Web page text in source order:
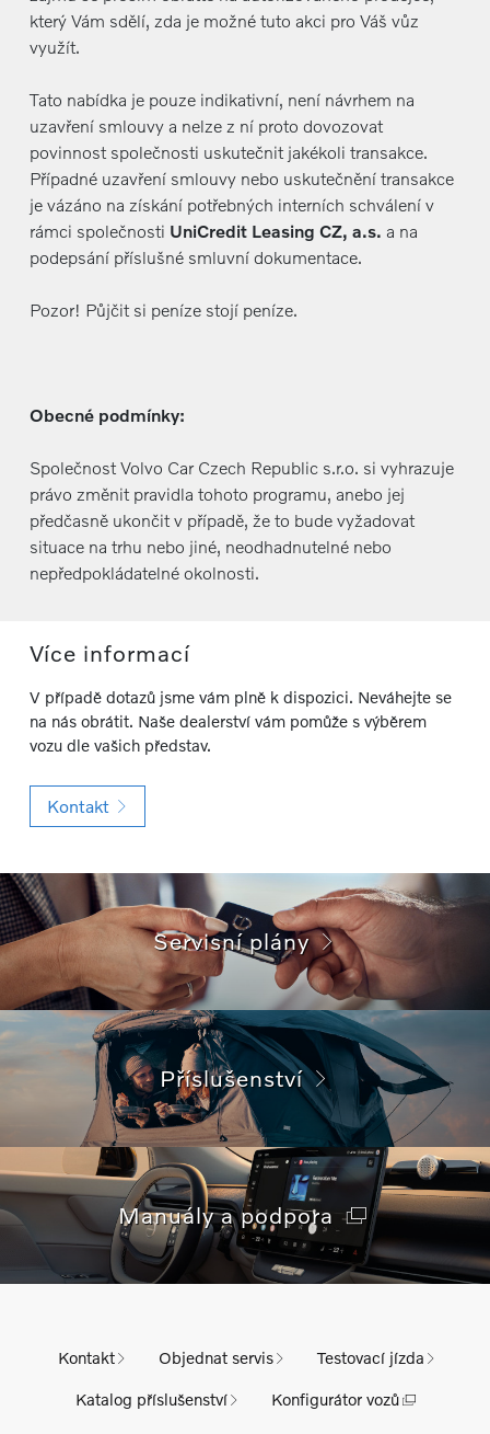
který Vám sdělí, zda je možné tuto akci pro Váš vůz
využít.
Tato nabídka je pouze indikativní, není návrhem na
uzavření smlouvy a nelze z ní proto dovozovat
povinnost společnosti uskutečnit jakékoli transakce.
Případné uzavření smlouvy nebo uskutečnění transakce
je vázáno na získání potřebných interních schválení v
rámci společnosti UniCredit Leasing CZ, a.s. a na
podepsání příslušné smluvní dokumentace.
Pozor! Půjčit si peníze stojí peníze.
Obecné podmínky:
Společnost Volvo Car Czech Republic s.r.o. si vyhrazuje
právo změnit pravidla tohoto programu, anebo jej
předčasně ukončit v případě, že to bude vyžadovat
situace na trhu nebo jiné, neodhadnutelné nebo
nepředpokládatelné okolnosti.
Více informací
V případě dotazů jsme vám plně k dispozici. Neváhejte se
na nás obrátit. Naše dealerství vám pomůže s výběrem
vozu dle vašich představ.
Kontakt
Servisní plány
Příslušenství
Manuály a podpora
Kontakt Objednat servis Testovací jízda
Katalog příslušenství Konfigurátor vozů